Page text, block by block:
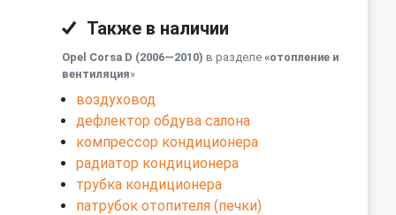
Также в наличии
Opel Corsa D (2006—2010) в разделе «отопление и
вентиляция»
воздуховод
дефлектор обдува салона
компрессор кондиционера
радиатор кондиционера
трубка кондиционера
патрубок отопителя (печки)